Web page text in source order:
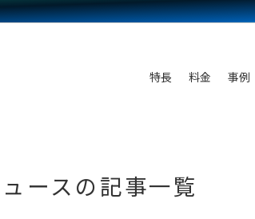
特長 料金 事例
雑貨販売
料金シミュレーション
ースの記事一覧